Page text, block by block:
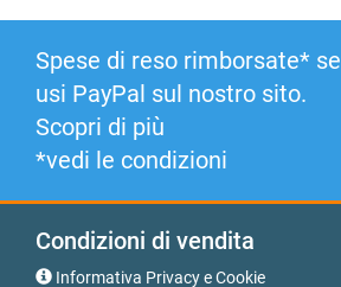
Spese di reso rimborsate* se
usi PayPal sul nostro sito.
Scopri di più
*vedi le condizioni
Condizioni di vendita
Informativa Privacy e Cookie